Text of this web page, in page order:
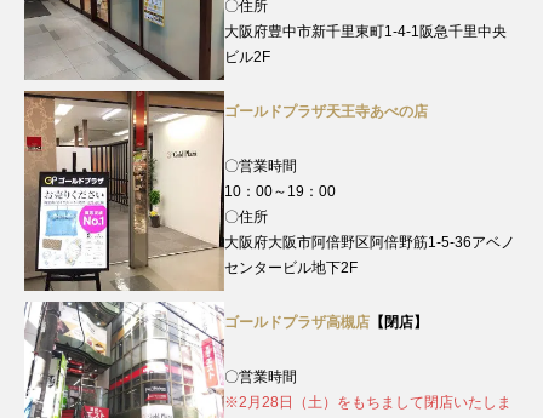
〇住所
大阪府豊中市新千里東町1-4-1阪急千里中央
ビル2F
ゴールドプラザ天王寺あべの店
〇営業時間
10：00～19：00
〇住所
大阪府大阪市阿倍野区阿倍野筋1-5-36アベノ
センタービル地下2F
ゴールドプラザ高槻店 【閉店】
〇営業時間
※2月28日（土）をもちまして閉店いたしま